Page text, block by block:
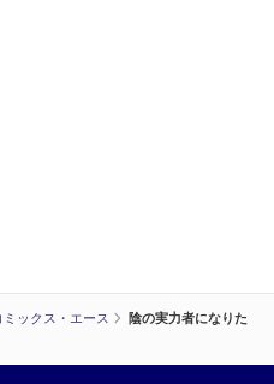
ミックス・エース
陰の実力者になりた